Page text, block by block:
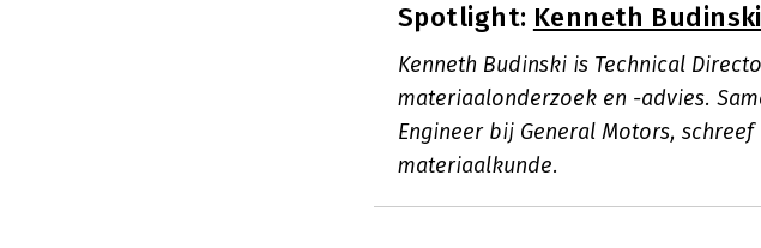
Spotlight: Kenneth Budinski
Kenneth Budinski is Technical
materiaalonderzoek en -advies.
Engineer bij General Motors,
materiaalkunde.